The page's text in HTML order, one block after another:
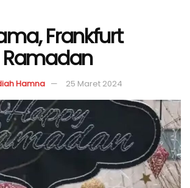
Frankfurt
Hamna 25 Maret 2024